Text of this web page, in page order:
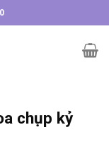
chụp kỷ